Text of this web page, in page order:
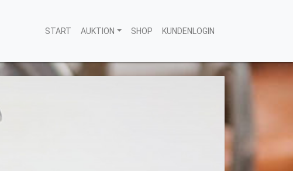
START AUKTION SHOP KUNDENLOGIN